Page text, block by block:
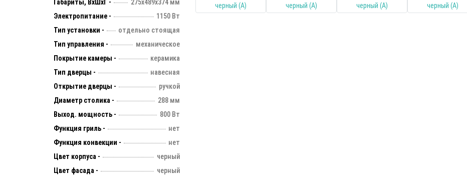
Габариты, ВхШхГ -
275х489х374 мм
Электропитание -
1150 Вт
Тип установки -
отдельно стоящая
Тип управления -
механическое
Покрытие камеры -
керамика
Тип дверцы -
навесная
Открытие дверцы -
ручкой
Диаметр столика -
288 мм
Выход. мощность -
800 Вт
Функция гриль -
нет
Функция конвекции -
нет
Цвет корпуса -
черный
Цвет фасада -
черный